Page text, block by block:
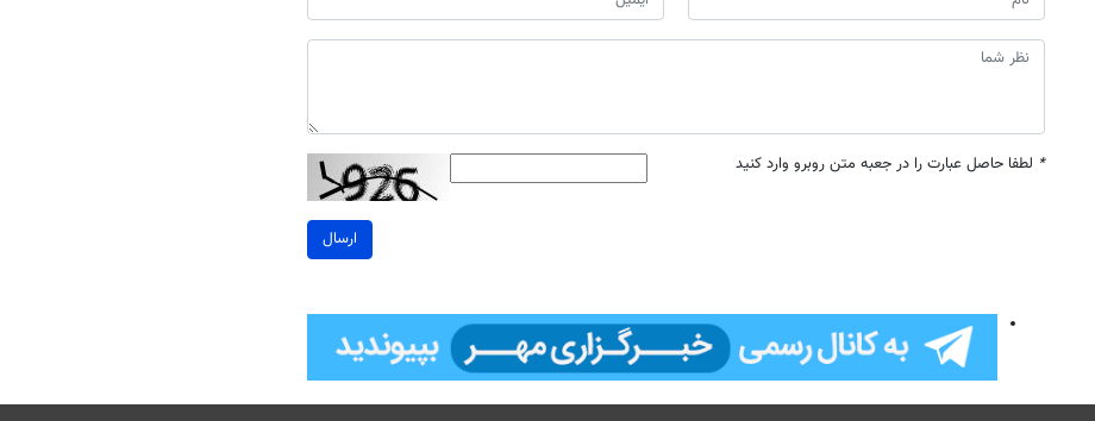
* لطفا حاصل عبارت را در جعبه متن روبرو وارد کنید
ارسال